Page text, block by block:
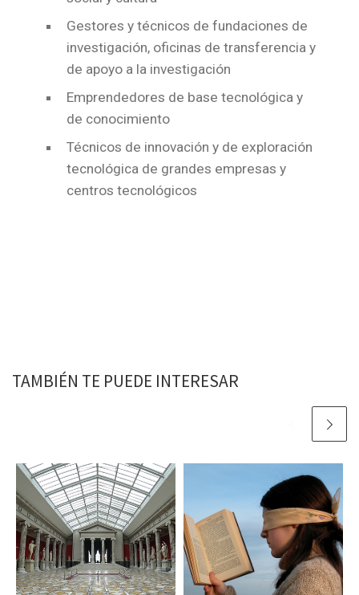
Gestores y técnicos de fundaciones de
investigación, oficinas de transferencia y
de apoyo a la investigación
Emprendedores de base tecnológica y
de conocimiento
Técnicos de innovación y de exploración
tecnológica de grandes empresas y
centros tecnológicos
TAMBIÉN TE PUEDE INTERESAR